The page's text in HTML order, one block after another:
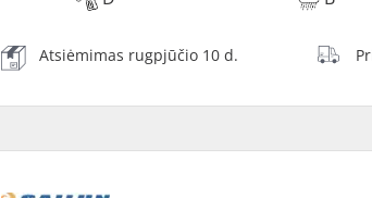
Atsiėmimas rugpjūčio 10 d.